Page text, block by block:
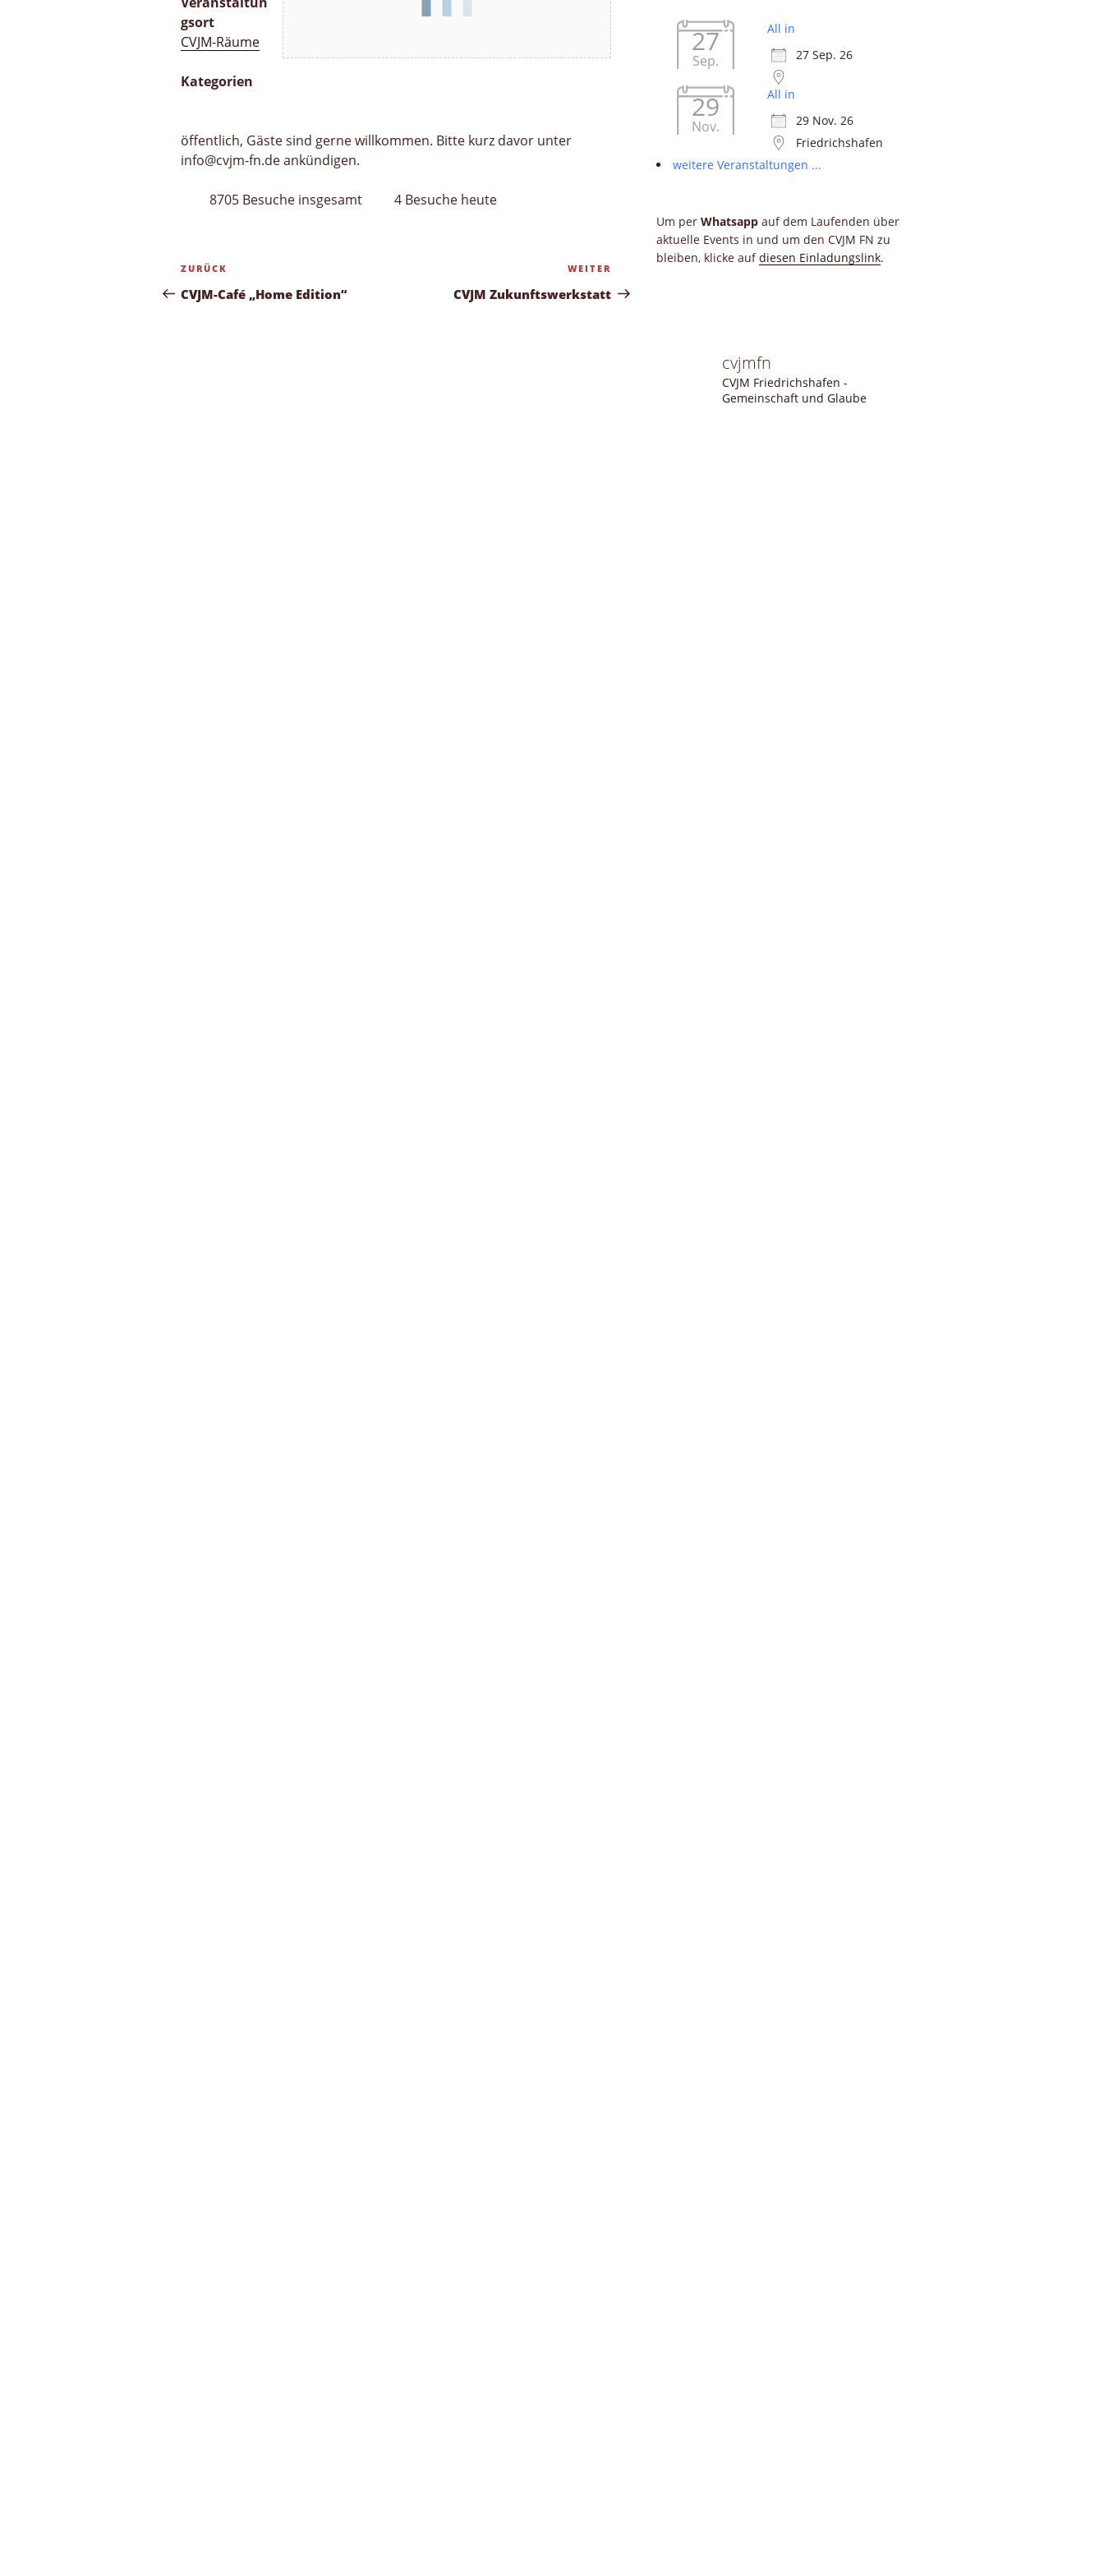
gsort
CVJM-Räume
Kategorien
öffentlich, Gäste sind gerne willkommen. Bitte kurz davor unter
info@cvjm-fn.de ankündigen.
8705 Besuche insgesamt 4 Besuche heute
Beitragsnavigation
Vorheriger
Beitrag
ZURÜCK
CVJM-Café „Home Edition“
Beitrag
WEITER
CVJM Zukunftswerkstatt
27
Sep.
All in
27 Sep. 26
29
Nov.
All in
29 Nov. 26
Friedrichshafen
weitere Veranstaltungen ...
Um per Whatsappauf dem Laufenden über
aktuelle Events in und um den CVJM FN zu
bleiben, klicke aufdiesen Einladungslink.
cvjmfn
CVJM Friedrichshafen -
Gemeinschaft und Glaube